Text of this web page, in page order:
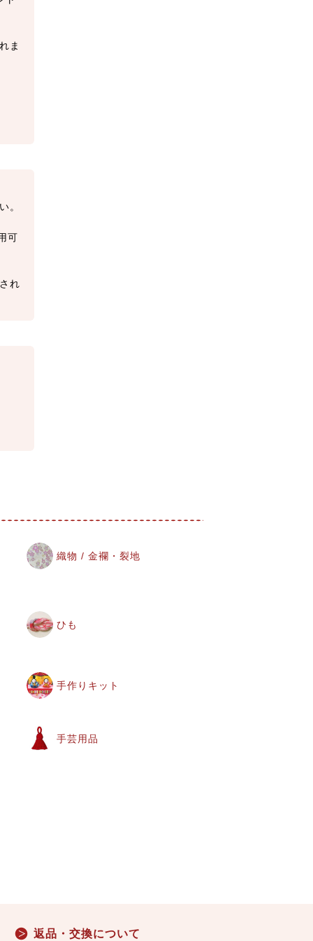
ま
。
可
れ
織物 / 金襴・裂地
ひも
手作りキット
手芸用品
返品・交換について